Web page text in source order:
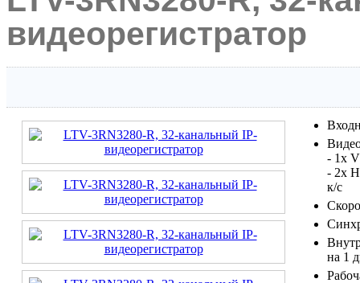
видеорегистратор
- 1x
- 2x
к/с
на 1